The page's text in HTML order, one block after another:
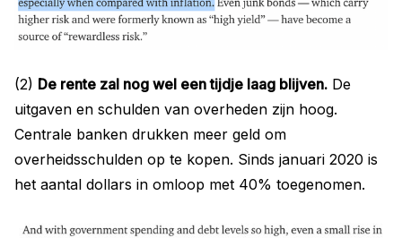
(2) De rente zal nog wel een tijdje laag blijven. De
uitgaven en schulden van overheden zijn hoog.
Centrale banken drukken meer geld om
overheidsschulden op te kopen. Sinds januari 2020 is
het aantal dollars in omloop met 40% toegenomen.